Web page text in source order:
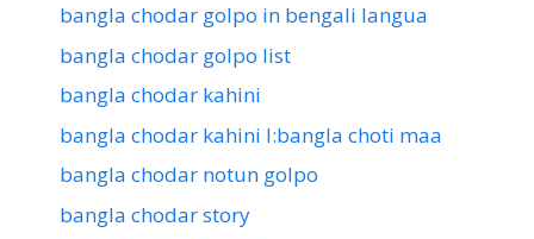
bangla chodar golpo in bengali langua
bangla chodar golpo list
bangla chodar kahini
bangla chodar kahini l:bangla choti maa
bangla chodar notun golpo
bangla chodar story